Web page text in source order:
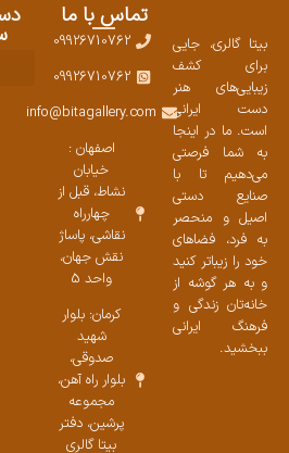
بیتا گالری، جایی
برای کشف
زیبایی‌های هنر
دست ایرانی
است. ما در اینجا
به شما فرصتی
می‌دهیم تا با
صنایع دستی
اصیل و منحصر
به فرد، فضاهای
خود را زیباتر کنید
و به هر گوشه از
خانه‌تان زندگی و
فرهنگ ایرانی
ببخشید.
تماس با ما
09926710762
09926710762
info@bitagallery.com
اصفهان :
خیابان
نشاط، قبل از
چهارراه
نقاشی، پاساژ
نقش جهان،
واحد 5
کرمان: بلوار
شهید
صدوقی،
بلوار راه آهن،
مجموعه
پرشین،‌ دفتر
بیتا گالری